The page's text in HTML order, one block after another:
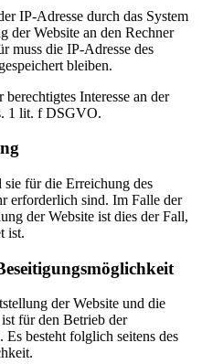
IP-Adresse durch das System
der Website an den Rechner
muss die IP-Adresse des
bleiben.
Interesse an der
1 lit. f DSGVO.
für die Erreichung des
erforderlich sind. Im Falle der
der Website ist dies der Fall,
ist.
der Website und die
für den Betrieb der
besteht folglich seitens des